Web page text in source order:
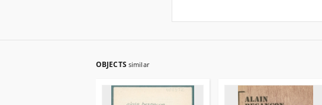
OBJECTS similar